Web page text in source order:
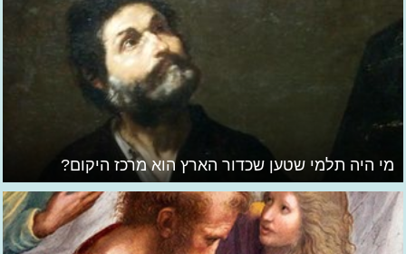
מי היה תלמי שטען שכדור הארץ הוא מרכז היקום?